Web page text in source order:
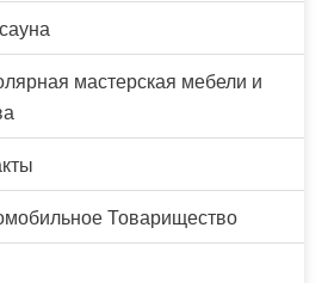
мастерская мебели и
Товарищество